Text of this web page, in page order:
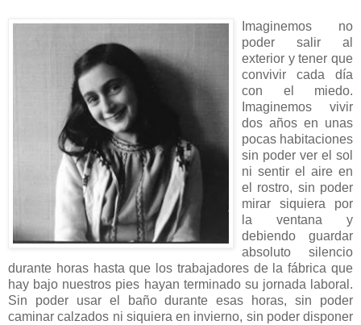
Imaginemos no
poder salir al
exterior y tener que
convivir cada día
con el miedo.
Imaginemos vivir
dos años en unas
pocas habitaciones
sin poder ver el sol
ni sentir el aire en
el rostro, sin poder
mirar siquiera por
la ventana y
debiendo guardar
absoluto silencio
durante horas hasta que los trabajadores de la fábrica que
hay bajo nuestros pies hayan terminado su jornada laboral.
Sin poder usar el baño durante esas horas, sin poder
caminar calzados ni siquiera en invierno, sin poder disponer